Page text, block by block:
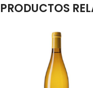
PRODUCTOS